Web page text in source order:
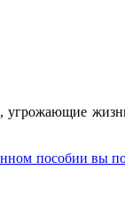
пособии вы